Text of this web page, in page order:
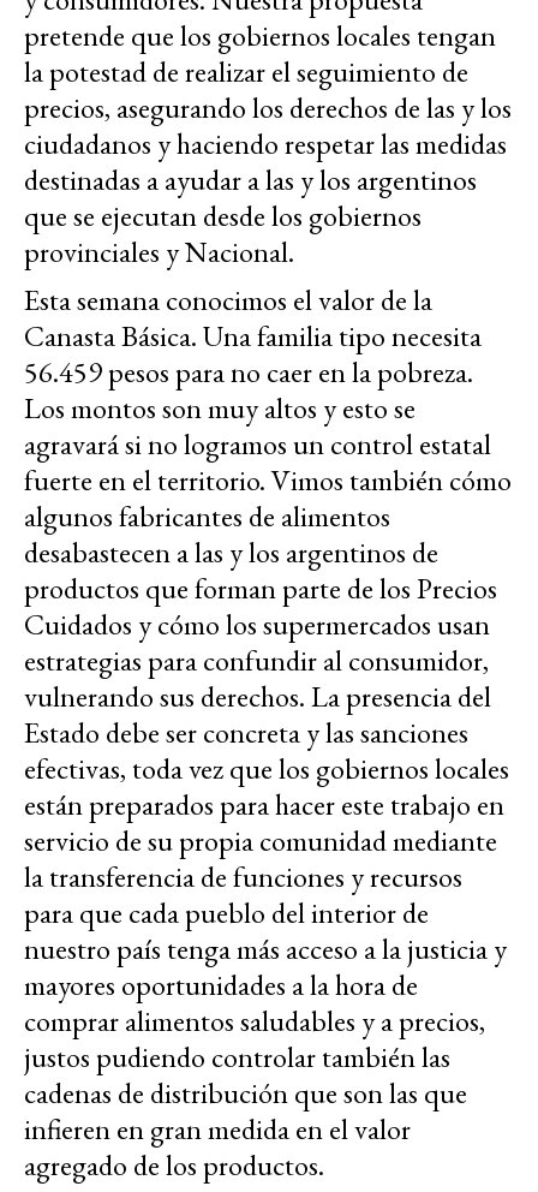
pretende que los gobiernos locales tengan
la potestad de realizar el seguimiento de
precios, asegurando los derechos de las y los
ciudadanos y haciendo respetar las medidas
destinadas a ayudar a las y los argentinos
que se ejecutan desde los gobiernos
provinciales y Nacional.
Esta semana conocimos el valor de la
Canasta Básica. Una familia tipo necesita
56.459 pesos para no caer en la pobreza.
Los montos son muy altos y esto se
agravará si no logramos un control estatal
fuerte en el territorio. Vimos también cómo
algunos fabricantes de alimentos
desabastecen a las y los argentinos de
productos que forman parte de los Precios
Cuidados y cómo los supermercados usan
estrategias para confundir al consumidor,
vulnerando sus derechos. La presencia del
Estado debe ser concreta y las sanciones
efectivas, toda vez que los gobiernos locales
están preparados para hacer este trabajo en
servicio de su propia comunidad mediante
la transferencia de funciones y recursos
para que cada pueblo del interior de
nuestro país tenga más acceso a la justicia y
mayores oportunidades a la hora de
comprar alimentos saludables y a precios,
justos pudiendo controlar también las
cadenas de distribución que son las que
infieren en gran medida en el valor
agregado de los productos.